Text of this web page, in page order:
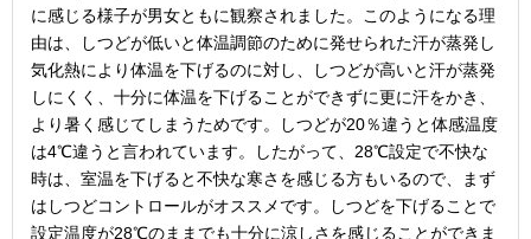
に感じる様子が男女ともに観察されました。このようになる理
由は、しつどが低いと体温調節のために発せられた汗が蒸発し
気化熱により体温を下げるのに対し、しつどが高いと汗が蒸発
しにくく、十分に体温を下げることができずに更に汗をかき、
より暑く感じてしまうためです。しつどが20％違うと体感温度
は4℃違うと言われています。したがって、28℃設定で不快な
時は、室温を下げると不快な寒さを感じる方もいるので、まず
はしつどコントロールがオススメです。しつどを下げることで
設定温度が28℃のままでも十分に涼しさを感じることができま